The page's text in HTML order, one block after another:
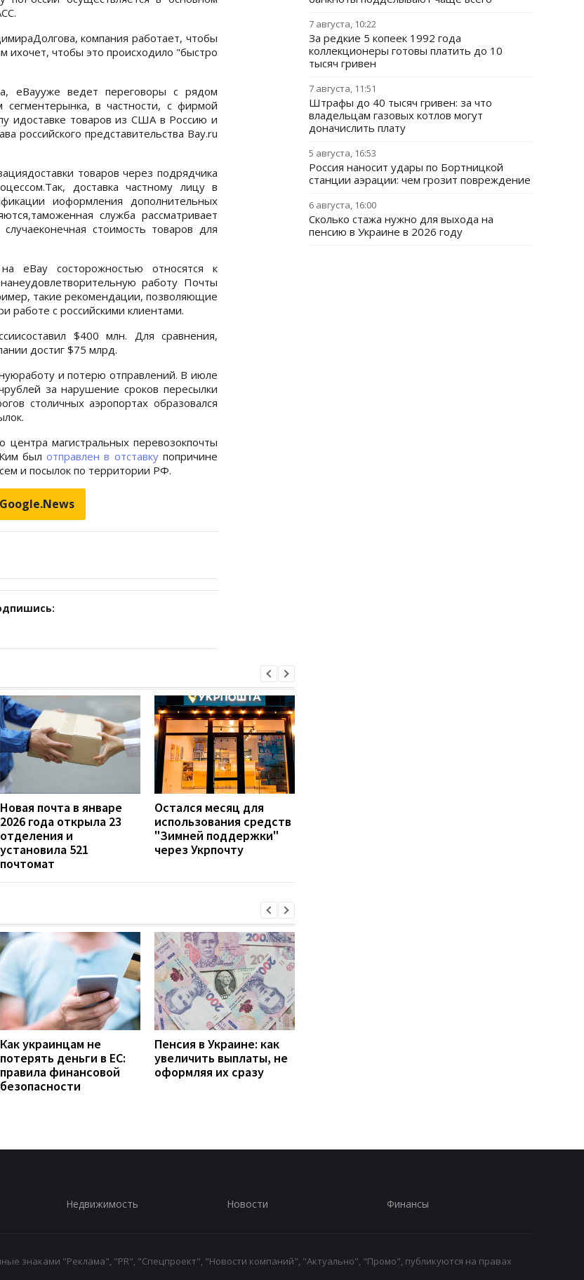
компания работает, чтобы
ихочет, чтобы это происходило "быстро
eBayуже ведет переговоры с рядом
в частности, с фирмой
идоставке товаров из США в Россию и
российского представительства Bay.ru
товаров через подрядчика
доставка частному лицу в
иоформления дополнительных
служба рассматривает
стоимость товаров для
eBay состорожностью относятся к
работу Почты
такие рекомендации, позволяющие
работе с российскими клиентами.
$400 млн. Для сравнения,
достиг $75 млрд.
и потерю отправлений. В июле
за нарушение сроков пересылки
столичных аэропортах образовался
магистральных перевозокпочты
былотправлен в отставкупопричине
и посылок по территории РФ.
Новая почта в январе
2026 года открыла 23
отделения и
установила 521
почтомат
Остался месяц для
использования средств
"Зимней поддержки"
через Укрпочту
Как украинцам не
потерять деньги в ЕС:
правила финансовой
безопасности
Пенсия в Украине: как
увеличить выплаты, не
оформляя их сразу
7 августа, 10:22
За редкие 5 копеек 1992 года
коллекционеры готовы платить до 10
тысяч гривен
7 августа, 11:51
Штрафы до 40 тысяч гривен: за что
владельцам газовых котлов могут
доначислить плату
5 августа, 16:53
Россия наносит удары по Бортницкой
станции аэрации: чем грозит повреждение
6 августа, 16:00
Сколько стажа нужно для выхода на
пенсию в Украине в 2026 году
Недвижимость Новости Финансы
знаками "Реклама", "PR", "Спецпроект", "Новости компаний", "Актуально", "Промо", публикуются на правах